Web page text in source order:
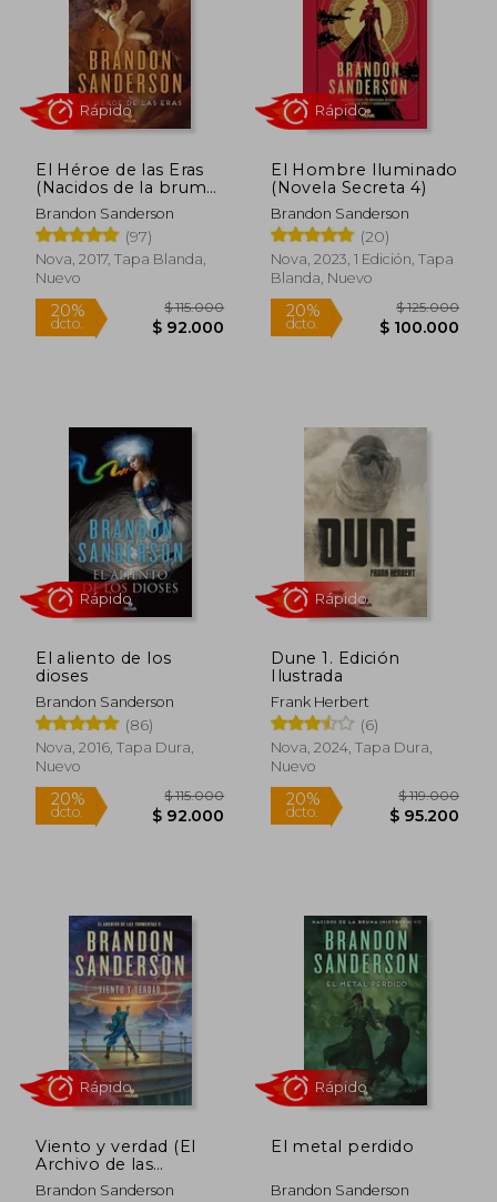
$ 71.200 $
20%
dcto.
Rápido
20%
dcto.
Rápido
El Héroe de las Eras
(Nacidos de la bruma
3)
Brandon Sanderson
(97)
Nova, 2017, Tapa Blanda,
Nuevo
Rápido
El Hombre Iluminado
(Novela Secreta 4)
Brandon Sanderson
(20)
Nova, 2023, 1 Edición, Tapa
Blanda, Nuevo
Rápido
El aliento de los
dioses
Brandon Sanderson
(86)
Nova, 2016, Tapa Dura,
Nuevo
Dune 1. Edición
Ilustrada
Frank Herbert
(6)
Nova, 2024, Tapa Dura,
Nuevo
Viento y verdad (El
Archivo de las
Tormentas 5)
Brandon Sanderson
El metal perdido
Brandon Sanderson